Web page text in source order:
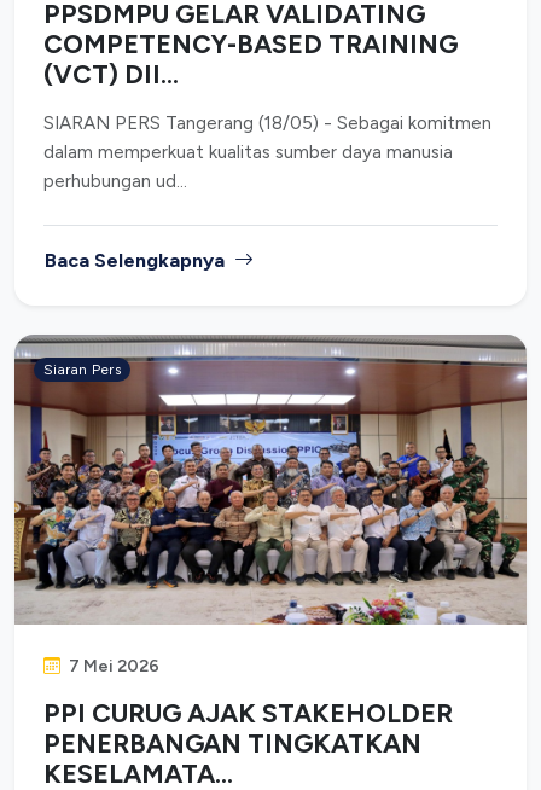
PPSDMPU GELAR VALIDATING
COMPETENCY-BASED TRAINING
(VCT) DII...
SIARAN PERS Tangerang (18/05) - Sebagai komitmen
dalam memperkuat kualitas sumber daya manusia
perhubungan ud...
Baca Selengkapnya
Siaran Pers
7 Mei 2026
PPI CURUG AJAK STAKEHOLDER
PENERBANGAN TINGKATKAN
KESELAMATA...